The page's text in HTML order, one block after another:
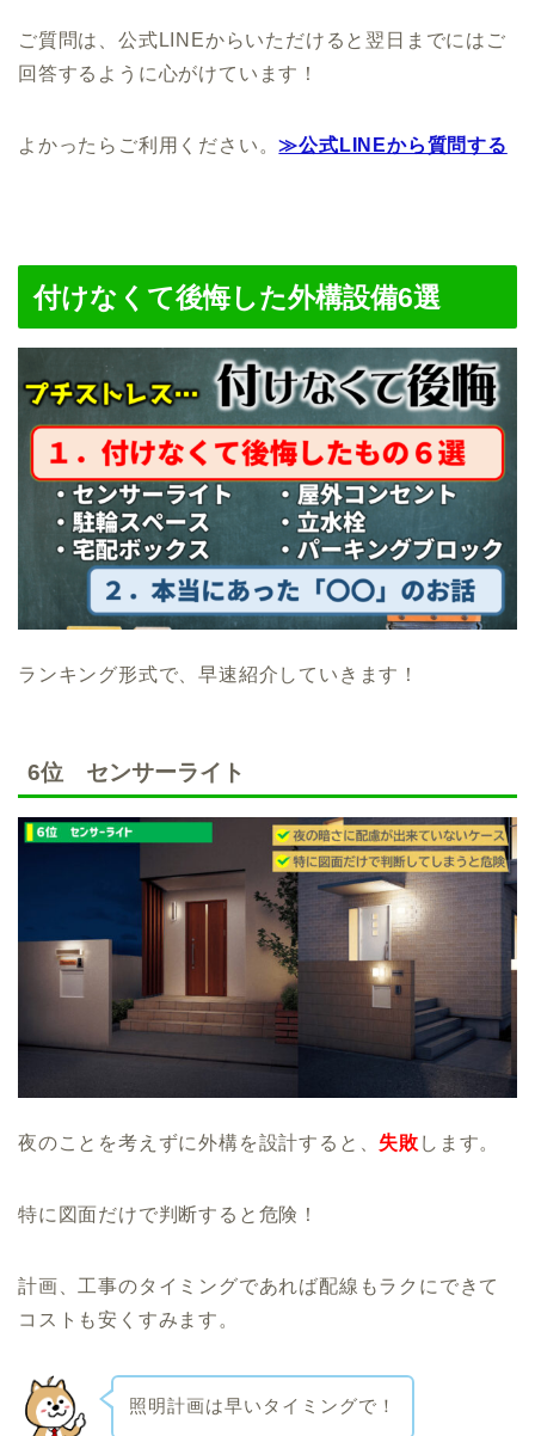
ご質問は、公式LINEからいただけると翌日までにはご
回答するように心がけています！
よかったらご利用ください。≫公式LINEから質問する
付けなくて後悔した外構設備6選
ランキング形式で、早速紹介していきます！
6位 センサーライト
夜のことを考えずに外構を設計すると、 失敗 します。
特に図面だけで判断すると危険！
計画、工事のタイミングであれば配線もラクにできて
コストも安くすみます。
照明計画は早いタイミングで！